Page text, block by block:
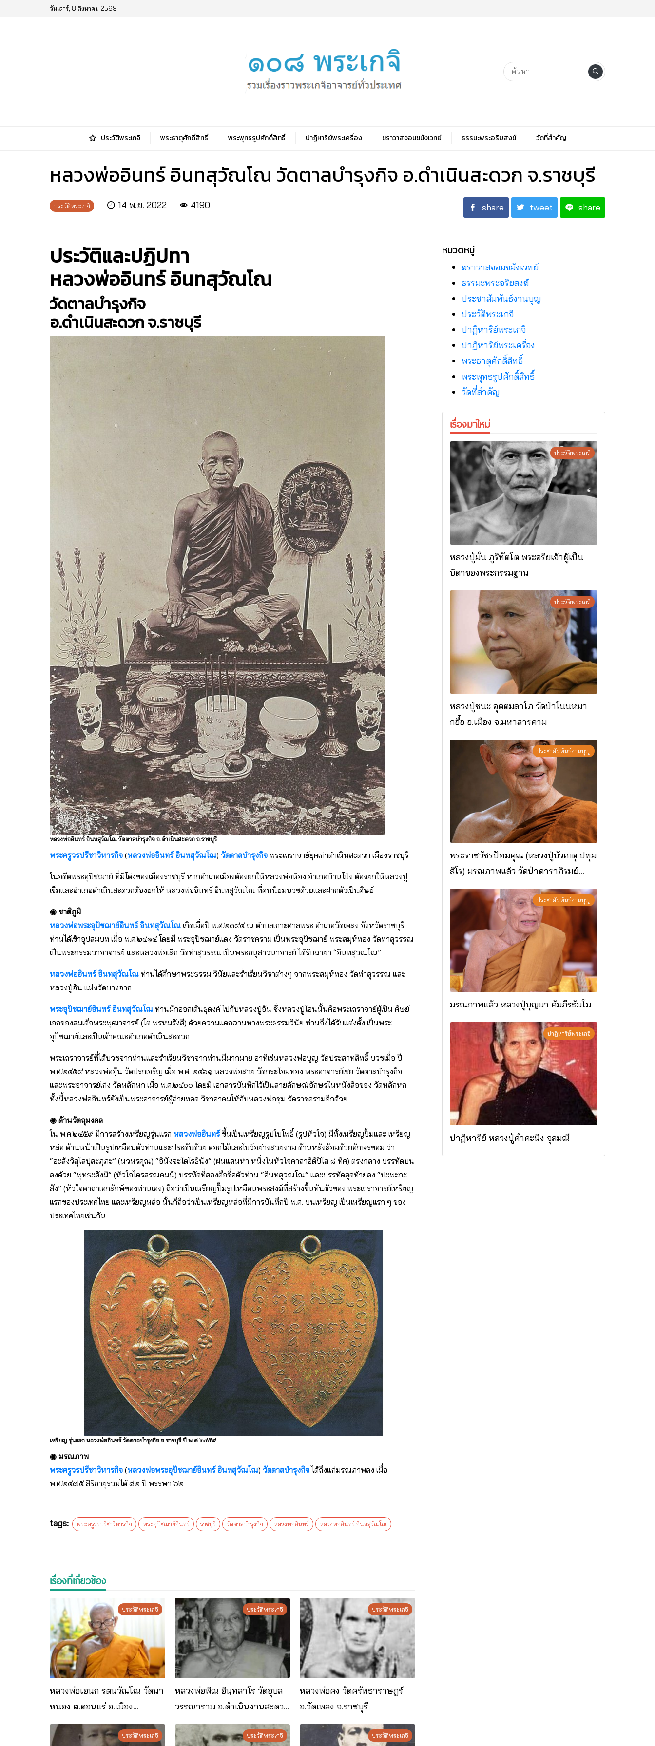
วันเสาร์, 8 สิงหาคม 2569
ประวัติพระเกจิ พระธาตุศักดิ์สิทธิ์ พระพุทธรูปศักดิ์สิทธิ์ ปาฏิหาริย์พระเครื่อง ฆราวาสจอมขมังเวทย์ ธรรมะพระอริยสงฆ์ วัดที่สําคัญ
หลวงพ่ออินทร์ อินทสุวัณโณ วัดตาลบำรุงกิจ อ.ดำเนินสะดวก จ.ราชบุรี
ประวัติพระเกจิ 14 พ.ย. 2022 4190 share tweet share
ประวัติและปฏิปทา
หลวงพ่ออินทร์ อินทสุวัณโณ
วัดตาลบำรุงกิจ
อ.ดำเนินสะดวก จ.ราชบุรี
หลวงพ่ออินทร์ อินทสุวัณโณ วัดตาลบำรุงกิจ อ.ดำเนินสะดวก จ.ราชบุรี
พระครูวรปรีชาวิหารกิจ (หลวงพ่ออินทร์ อินทสุวัณโณ) วัดตาลบำรุงกิจ พระเถราจาย์ยุคเก่าดำเนินสะดวก เมืองราชบุรี
ในอดีตพระอุปัชฌาย์ ที่มีโด่งของเมืองราชบุรี หากอําเภอเมืองต้องยกให้หลวงพ่อห้อง อําเภอบ้านโป่ง ต้องยกให้หลวงปู่
เข็มและอําเภอดําเนินสะดวกต้องยกให้ หลวงพ่ออินทร์ อินทสุวัณโณ ที่คนนิยมบวชด้วยและฝากตัวเป็นศิษย์
◉ ชาติภูมิ
หลวงพ่อพระอุปัชฌาย์อินทร์ อินทสุวัณโณ เกิดเมื่อปี พ.ศ.๒๓๙๔ ณ ตําบลเกาะศาลพระ อําเภอวัดเพลง จังหวัดราชบุรี
ท่านได้เข้าอุปสมบท เมื่อ พ.ศ.๒๔๑๔ โดยมี พระอุปัชฌาย์แดง วัดราชคราม เป็นพระอุปัชฌาย์ พระสมุห์ทอง วัดท่าสุวรรณ
เป็นพระกรรมวาจาจารย์ และหลวงพ่อเล็ก วัดท่าสุวรรณ เป็นพระอนุสาวนาจารย์ ได้รับฉายา “อินทสุวณโณ”
หลวงพ่ออินทร์ อินทสุวัณโณ ท่านได้ศึกษาพระธรรม วินัยและร่ำเรียนวิชาต่างๆ จากพระสมุห์ทอง วัดท่าสุวรรณ และ
หลวงปู่อัน แห่งวัดบางจาก
พระอุปัชฌาย์อินทร์ อินทสุวัณโณ ท่านมักออกเดินธุดงค์ ไปกับหลวงปู่อ้น ซึ่งหลวงปู่โอนนั้นคือพระเถราจาย์ผู้เป็น ศิษย์
เอกของสมเด็จพระพุฒาจารย์ (โต พรหมรังสี) ด้วยความแตกฉานทางพระธรรมวินัย ท่านจึงได้รับแต่งตั้ง เป็นพระ
อุปัชฌาย์และเป็นเจ้าคณะอําเภอดำเนินสะดวก
พระเถราจารย์ที่ได้บวชจากท่านและร่่ำเรียนวิชาจากท่านมีมากมาย อาทิเช่นหลวงพ่อบุญ วัดประสาทสิทธิ์ บวชเมื่อ ปี
พ.ศ.๒๔๕๙ หลวงพ่ออุ้น วัดปรกเจริญ เมื่อ พ.ศ. ๒๔๖๑ หลวงพ่อสาย วัดกระโจมทอง พระอาจารย์เชย วัดตาลบํารุงกิจ
และพระอาจารย์เก่ง วัดหลักหก เมื่อ พ.ศ.๒๔๖๐ โดยมี เอกสารบันทึกไว้เป็นลายลักษณ์อักษรในหนังสือของ วัดหลักหก
ทั้งนี้หลวงพ่ออินทร์ยังเป็นพระอาจารย์ผู้ถ่ายทอด วิชาอาคมให้กับหลวงพ่อชุม วัดราชครามอีกด้วย
◉ ด้านวัตถุมงคล
ใน พ.ศ.๒๔๕๙ มีการสร้างเหรียญรุ่นแรก หลวงพ่ออินทร์ขึ้นเป็นเหรียญรูปใบโพธิ์ (รูปหัวใจ) มีทั้งเหรียญปั้มและ เหรียญ
หล่อ ด้านหน้าเป็นรูปเหมือนตัวท่านและประดับด้วย ดอกไม้และโบว์อย่างสวยงาม ด้านหลังล้อมด้วยอักษรขอม ว่า
“อะสังวิสุโลปุสะภุภะ” (นวหรคุณ) “อินังจะโตโรธินัง” (ฝนแสนห่า หนึ่งในหัวใจคาถาอิติปิโส ๘ ทิศ) ตรงกลาง บรรทัดบน
ลงด้วย “พุทธะสังมิ” (หัวใจไตรสรณคมน์) บรรทัดที่สองคือชื่อตัวท่าน “อินทสุวณโณ” และบรรทัดสุดท้ายลง “ปะพะกะ
สัง” (หัวใจคาถาเอกลักษ์ของท่านเอง) ถือว่าเป็นเหรียญปั๊มรูปเหมือนพระสงฆ์ที่สร้างขึ้นทันตัวของ พระเถราจารย์เหรียญ
แรกของประเทศไทย และเหรียญหล่อ นั้นก็ถือว่าเป็นเหรียญหล่อที่มีการบันทึกปี พ.ศ. บนเหรียญ เป็นเหรียญแรก ๆ ของ
ประเทศไทยเช่นกัน
เหรียญ รุ่นแรก หลวงพ่ออินทร์ วัดตาลบำรุงกิจ จ.ราชบุรี ปี พ.ศ.๒๔๕๙
◉ มรณภาพ
พระครูวรปรีชาวิหารกิจ (หลวงพ่อพระอุปัชฌาย์อินทร์ อินทสุวัณโณ) วัดตาลบำรุงกิจได้ถึงแก่มรณภาพลง เมื่อ
พ.ศ.๒๔๗๕ สิริอายุรวมได้ ๘๒ ปี พรรษา ๖๒
tags: พระครูวรปรีชาวิหารกิจ พระอุปัชฌาย์อินทร์ ราชบุรี วัดตาลบำรุงกิจ หลวงพ่ออินทร์ หลวงพ่ออินทร์ อินทสุวัณโณ
เรื่องที่เกี่ยวข้อง
ประวัติพระเกจิ
หลวงพ่อเอนก รตนวัณโณ วัดนา
หนอง ต.ดอนแร่ อ.เมือง
จ.ราชบุรี
ประวัติพระเกจิ
หลวงพ่อพิณ อินฺทสาโร วัด​อุบล​
วรรณาราม​ อ.ดำเนินงาน​สะดวก​
จ.ราชบุรี
ประวัติพระเกจิ
หลวงพ่อคง วัดศรัทธาราษฎร์
อ.วัดเพลง จ.ราชบุรี
ประวัติพระเกจิ ประวัติพระเกจิ ประวัติพระเกจิ
หมวดหมู่
ฆราวาสจอมขมังเวทย์
ธรรมะพระอริยสงฆ์
ประชาสัมพันธ์งานบุญ
ประวัติพระเกจิ
ปาฏิหาริย์พระเกจิ
ปาฏิหาริย์พระเครื่อง
พระธาตุศักดิ์สิทธิ์
พระพุทธรูปศักดิ์สิทธิ์
วัดที่สําคัญ
เรื่องมาใหม่
ประวัติพระเกจิ
หลวงปู่มั่น ภูริทัตโต พระอริยเจ้าผู้เป็น
บิดาของพระกรรมฐาน
ประวัติพระเกจิ
หลวงปู่ชนะ อุตตมลาโภ วัดป่าโนนหมา
กอื๋อ อ.เมือง จ.มหาสารคาม
ประชาสัมพันธ์งานบุญ
พระราชวัชรปัทมคุณ (หลวงปู่บัวเกตุ ปทุม
สิโร) มรณภาพแล้ว วัดป่าดาราภิรมย์
อ.แม่ริม จ.เชียงใหม่
ประชาสัมพันธ์งานบุญ
มรณภาพแล้ว หลวงปู่บุญมา คัมภีรธัมโม
ปาฏิหาริย์พระเกจิ
ปาฏิหาริย์ หลวงปู่คำคะนิง จุลมณี